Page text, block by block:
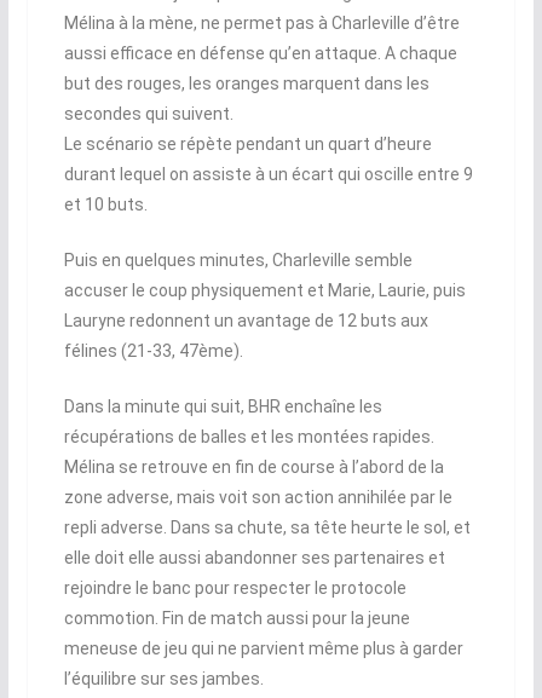
Mélina à la mène, ne permet pas à Charleville d’être
aussi efficace en défense qu’en attaque. A chaque
but des rouges, les oranges marquent dans les
secondes qui suivent.
Le scénario se répète pendant un quart d’heure
durant lequel on assiste à un écart qui oscille entre 9
et 10 buts.
Puis en quelques minutes, Charleville semble
accuser le coup physiquement et Marie, Laurie, puis
Lauryne redonnent un avantage de 12 buts aux
félines (21-33, 47ème).
Dans la minute qui suit, BHR enchaîne les
récupérations de balles et les montées rapides.
Mélina se retrouve en fin de course à l’abord de la
zone adverse, mais voit son action annihilée par le
repli adverse. Dans sa chute, sa tête heurte le sol, et
elle doit elle aussi abandonner ses partenaires et
rejoindre le banc pour respecter le protocole
commotion. Fin de match aussi pour la jeune
meneuse de jeu qui ne parvient même plus à garder
l’équilibre sur ses jambes.